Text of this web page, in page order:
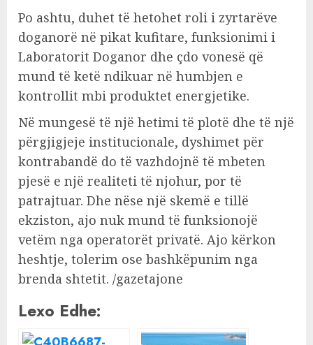
Po ashtu, duhet të hetohet roli i zyrtarëve
doganorë në pikat kufitare, funksionimi i
Laboratorit Doganor dhe çdo vonesë që
mund të ketë ndikuar në humbjen e
kontrollit mbi produktet energjetike.
Në mungesë të një hetimi të plotë dhe të një
përgjigjeje institucionale, dyshimet për
kontrabandë do të vazhdojnë të mbeten
pjesë e një realiteti të njohur, por të
patrajtuar. Dhe nëse një skemë e tillë
ekziston, ajo nuk mund të funksionojë
vetëm nga operatorët privatë. Ajo kërkon
heshtje, tolerim ose bashkëpunim nga
brenda shtetit. /gazetajone
Lexo Edhe: